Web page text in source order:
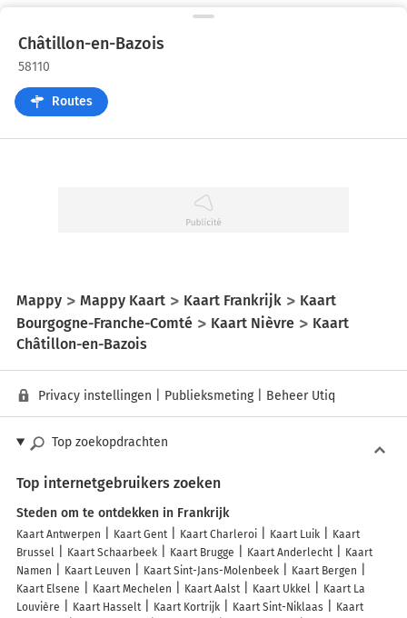
Châtillon-en-Bazois
58110
Routes
Mappy Mappy Kaart Kaart Frankrijk
Kaart
Bourgogne-Franche-Comté
Kaart Nièvre
Kaart
Châtillon-en-Bazois
Privacy instellingen Publieksmeting| Beheer Utiq
Top zoekopdrachten
Top internetgebruikers zoeken
Steden om te ontdekken in Frankrijk
Kaart Antwerpen Kaart Gent Kaart Charleroi Kaart Luik
Kaart
Brussel
Kaart Schaarbeek Kaart Brugge Kaart Anderlecht
Kaart
Namen
Kaart Leuven Kaart Sint-Jans-Molenbeek
Kaart Bergen
Kaart Elsene
Kaart Mechelen Kaart Aalst Kaart Ukkel
Kaart La
Louvière
Kaart Hasselt Kaart Kortrijk Kaart Sint-Niklaas
Kaart